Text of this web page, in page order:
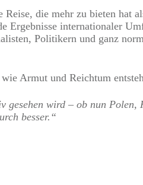
die mehr zu bieten hat
Ergebnisse internationaler
Politikern und ganz
Armut und Reichtum
gesehen wird – ob nun
besser.“